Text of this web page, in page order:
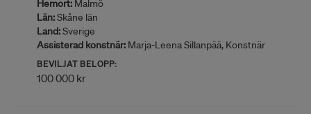
Hemort: Malmö
Län:Skåne län
Land:Sverige
Assisterad konstnär: Marja-Leena Sillanpää, Konstnär
BEVILJAT BELOPP:
100 000 kr